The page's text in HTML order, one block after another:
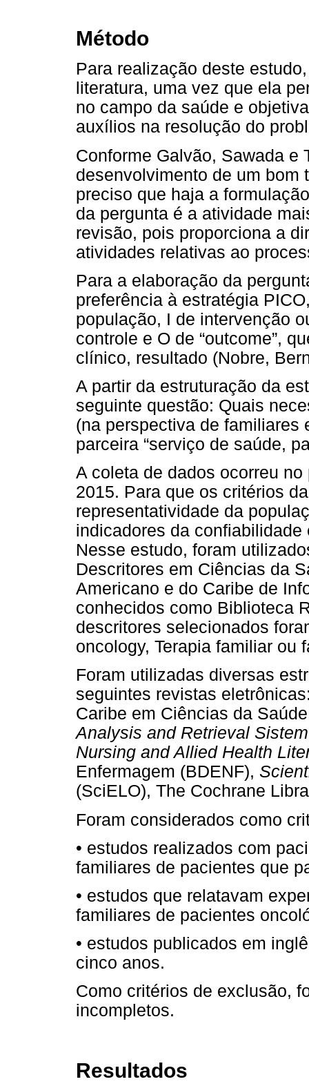
Método
Para realização deste
literatura, uma vez que ela
no campo da saúde e
auxílios na resolução do
Conforme Galvão, Sawada e
desenvolvimento de um bom
preciso que haja a
da pergunta é a atividade
revisão, pois proporciona a
atividades relativas ao
Para a elaboração da
preferência à estratégia
população, I de intervenção
controle e O de “outcome”,
clínico, resultado (Nobre,
A partir da estruturação da
seguinte questão: Quais
(na perspectiva de familiares
parceira “serviço de saúde,
A coleta de dados ocorreu
2015. Para que os critérios
representatividade da
indicadores da
Nesse estudo, foram
Descritores em Ciências da
Americano e do Caribe de
conhecidos como Biblioteca
descritores selecionados
oncology, Terapia familiar ou
Foram utilizadas diversas
seguintes revistas
Caribe em Ciências da
Analysis and Retrieval
Nursing and Allied Health
Enfermagem (BDENF),
(SciELO), The Cochrane
Foram considerados como
• estudos realizados com
familiares de pacientes que
• estudos que relatavam
familiares de pacientes
• estudos publicados em
cinco anos.
Como critérios de exclusão,
incompletos.
Resultados